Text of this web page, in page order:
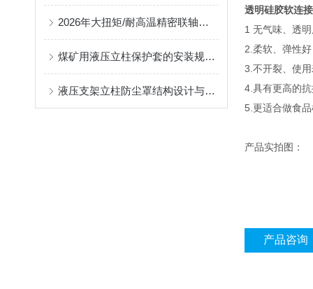
2026年大扭矩/耐高温精密联轴器定制找哪家？能实现精准定制的优质厂家盘点
煤矿用液压立柱保护套的安装规范与使用寿命提升方案
液压支架立柱防尘罩结构设计与密封防护原理
透明硅胶软连接
1 无气味、透
2.柔软、弹性
3.不开裂、使
4.具有更高的
5.更适合做食
产品实拍图：
产品咨询